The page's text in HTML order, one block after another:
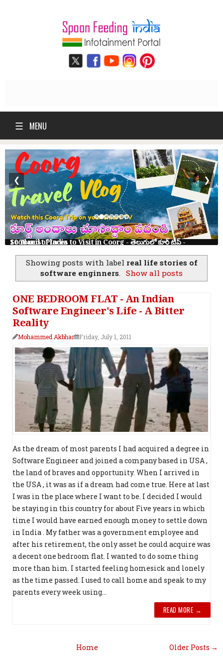
☰ MENU
10 Tourist Places to Visit in Coorg - తెలుగులో కూర్గ్ ట్రిప్ - Scotland of India
❮ ❯
Showing posts with label real life stories of
software enginners. Show all posts
ONE BEDROOM FLAT - An Indian
Software Engineer's Life - A Bitter
Reality
Mohammed Akbhar Friday, July 1, 2011
As the dream of most parents I had acquired a degree in
Software Engineer and joined a company based in USA ,
the land of braves and opportunity. When I arrived in
the USA , it was as if a dream had come true. Here at last
I was in the place where I want to be. I decided I would
be staying in this country for about Five years in which
time I would have earned enough money to settle down
in India . My father was a government employee and
after his retirement, the only asset he could acquire was
a decent one bedroom flat. I wanted to do some thing
more than him. I started feeling homesick and lonely
as the time passed. I used to call home and speak to my
parents every week using...
READ MORE →
Older Posts →
Home